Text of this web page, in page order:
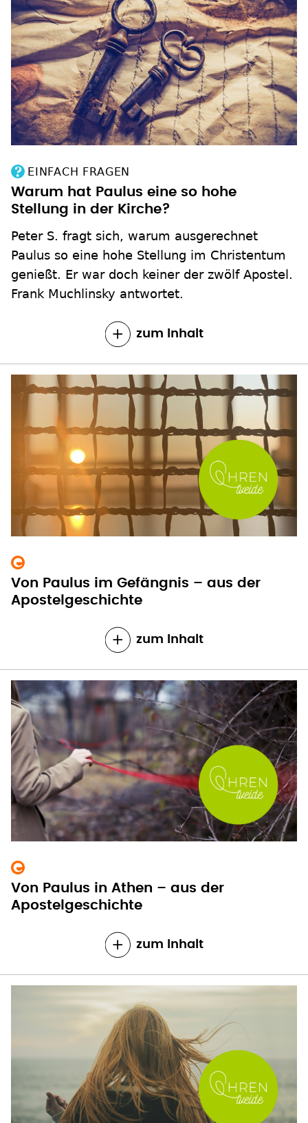
EINFACH FRAGEN
Warum hat Paulus eine so hohe
Stellung in der Kirche?
Peter S. fragt sich, warum ausgerechnet
Paulus so eine hohe Stellung im Christentum
genießt. Er war doch keiner der zwölf Apostel.
Frank Muchlinsky antwortet.
zum Inhalt
Von Paulus im Gefängnis – aus der
Apostelgeschichte
zum Inhalt
Von Paulus in Athen – aus der
Apostelgeschichte
zum Inhalt